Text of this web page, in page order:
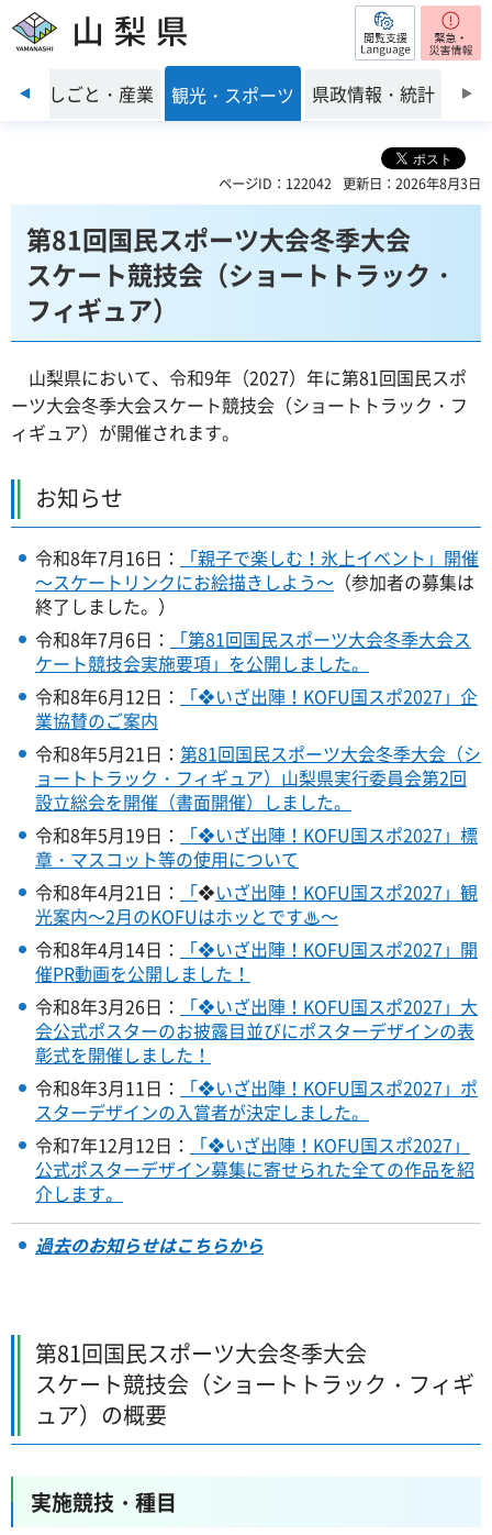
山梨県 閲覧支援
前のスライドを表示
境 しごと・産業 観光・スポーツ 県政情報・統計
ページID：122042 更新日：2026年8月3日
第81回国民スポーツ大会冬季大会
スケート競技会（ショートトラック・
フィギュア）
山梨県において、令和9年（2027）年に第81回国民スポ
ーツ大会冬季大会スケート競技会（ショートトラック・フ
ィギュア）が開催されます。
お知らせ
令和8年7月16日：
「親子で楽しむ！氷上イベント」開催
～スケートリンクにお絵描きしよう～ （参加者の募集は
終了しました。）
令和8年7月6日：
「第81回国民スポーツ大会冬季大会ス
ケート競技会実施要項」を公開しました。
令和8年6月12日：
「❖いざ出陣！KOFU国スポ2027」企
業協賛のご案内
令和8年5月21日： 第81回国民スポーツ大会冬季大会（シ
ョートトラック・フィギュア）山梨県実行委員会第2回
設立総会を開催（書面開催）しました。
令和8年5月19日：
「❖いざ出陣！KOFU国スポ2027」標
章・マスコット等の使用について
令和8年4月21日：
「❖いざ出陣！KOFU国スポ2027」観
光案内～2月のKOFUはホッとです♨～
令和8年4月14日：
「❖いざ出陣！KOFU国スポ2027」開
催PR動画を公開しました！
令和8年3月26日：
「❖いざ出陣！KOFU国スポ2027」大
会公式ポスターのお披露目並びにポスターデザインの表
彰式を開催しました！
令和8年3月11日：
「❖いざ出陣！KOFU国スポ2027」ポ
スターデザインの入賞者が決定しました。
令和7年12月12日：
「❖いざ出陣！KOFU国スポ2027」
公式ポスターデザイン募集に寄せられた全ての作品を紹
介します。
過去のお知らせはこちらから
第81回国民スポーツ大会冬季大会
スケート競技会（ショートトラック・フィギ
ュア）の概要
実施競技・種目